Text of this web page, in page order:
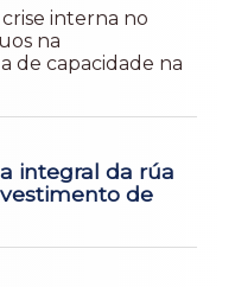
interna no
na
de capacidade na
integral da rúa
de